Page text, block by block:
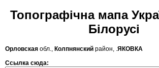
Топографічна мапа
Білорусі
Орловская обл., Колпнянский район, .ЯКОВКА
Ссылка сюда: